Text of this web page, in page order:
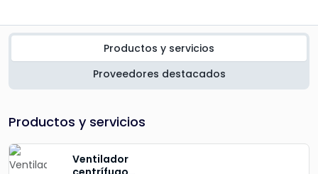
Productos y servicios
Proveedores destacados
Productos y servicios
Ventilador